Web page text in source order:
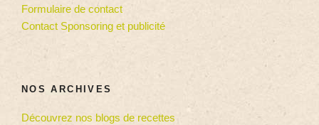
Formulaire de contact
Contact Sponsoring et publicité
NOS ARCHIVES
Découvrez nos blogs de recettes